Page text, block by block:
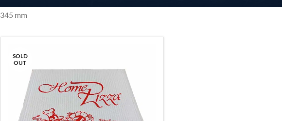
345 mm
SOLD
OUT